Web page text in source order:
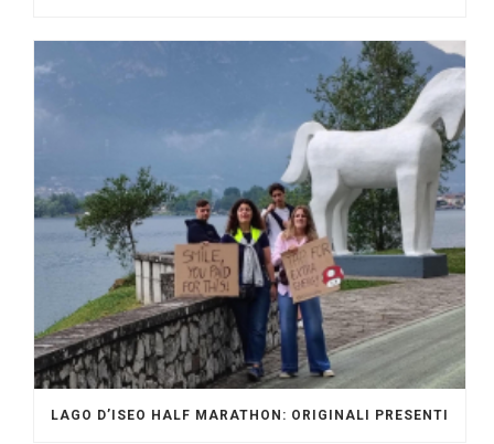
LAGO D’ISEO HALF MARATHON: ORIGINALI PRESENTI